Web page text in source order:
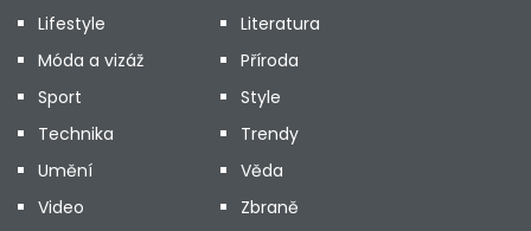
Lifestyle
Literatura
Móda a vizáž
Příroda
Sport
Style
Technika
Trendy
Umění
Věda
Video
Zbraně